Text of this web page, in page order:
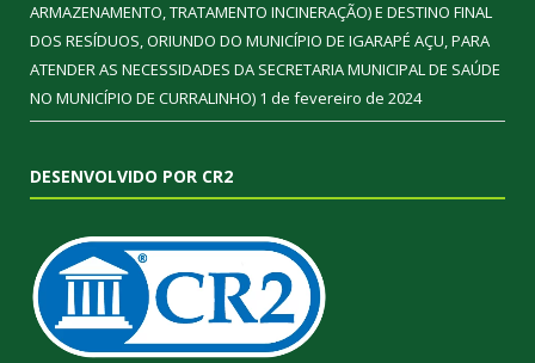
ARMAZENAMENTO, TRATAMENTO INCINERAÇÃO) E DESTINO FINAL
DOS RESÍDUOS, ORIUNDO DO MUNICÍPIO DE IGARAPÉ AÇU, PARA
ATENDER AS NECESSIDADES DA SECRETARIA MUNICIPAL DE SAÚDE
NO MUNICÍPIO DE CURRALINHO) 1 de fevereiro de 2024
DESENVOLVIDO POR CR2